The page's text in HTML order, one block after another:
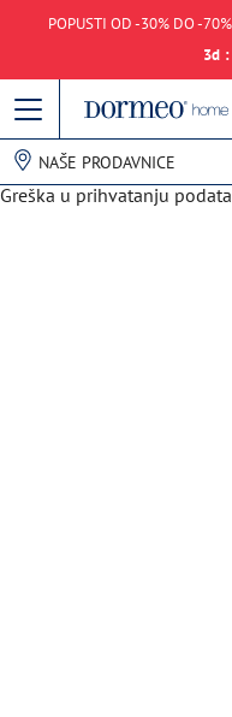
POPUSTI OD -30% DO -
3d :
NAŠE PRODAVNICE
Greška u prihvatanju